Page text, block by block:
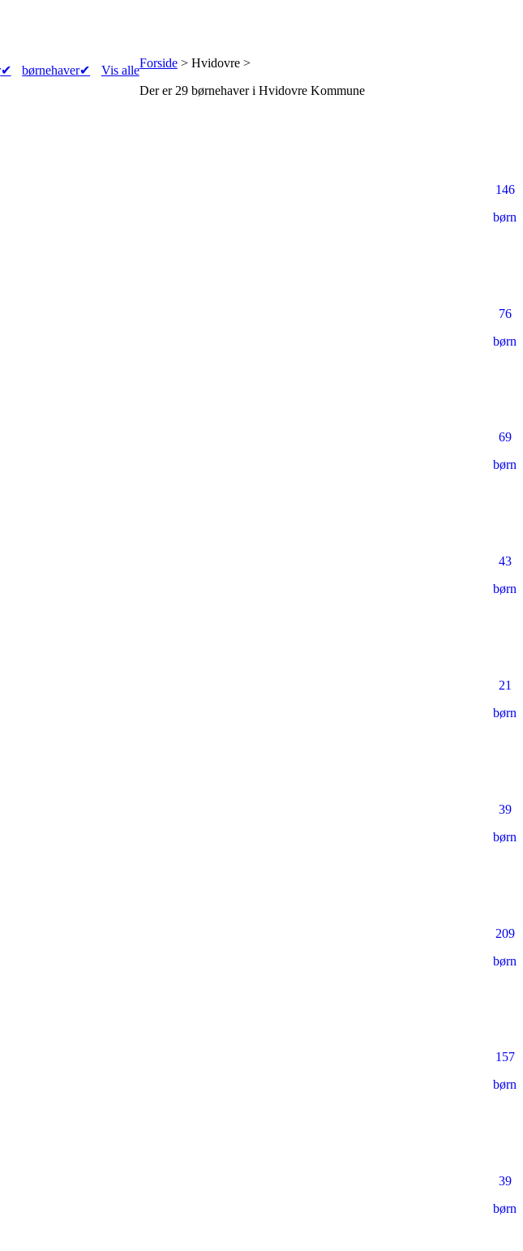
✔ børnehaver✔ Vis alle
Forside> Hvidovre >
Der er 29 børnehaveri Hvidovre Kommune
146
børn
76
børn
69
børn
43
børn
21
børn
39
børn
209
børn
157
børn
39
børn